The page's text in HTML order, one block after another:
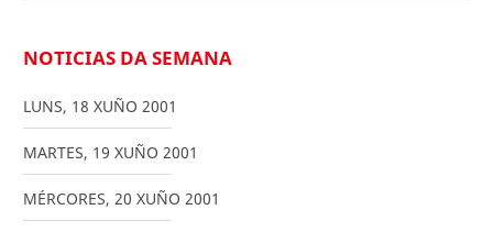
NOTICIAS DA SEMANA
LUNS, 18 XUÑO 2001
MARTES, 19 XUÑO 2001
MÉRCORES, 20 XUÑO 2001